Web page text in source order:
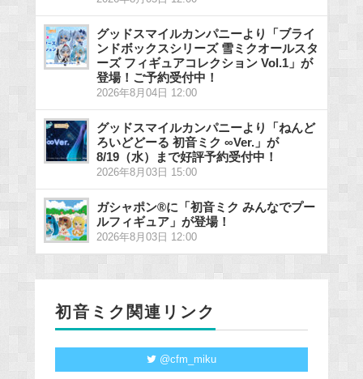
グッドスマイルカンパニーより「ブライ
ンドボックスシリーズ 雪ミクオールスタ
ーズ フィギュアコレクション Vol.1」が
登場！ご予約受付中！
2026年8月04日 12:00
グッドスマイルカンパニーより「ねんど
ろいどどーる 初音ミク ∞Ver.」が
8/19（水）まで好評予約受付中！
2026年8月03日 15:00
ガシャポン®に「初音ミク みんなでプー
ルフィギュア」が登場！
2026年8月03日 12:00
初音ミク関連リンク
@cfm_miku